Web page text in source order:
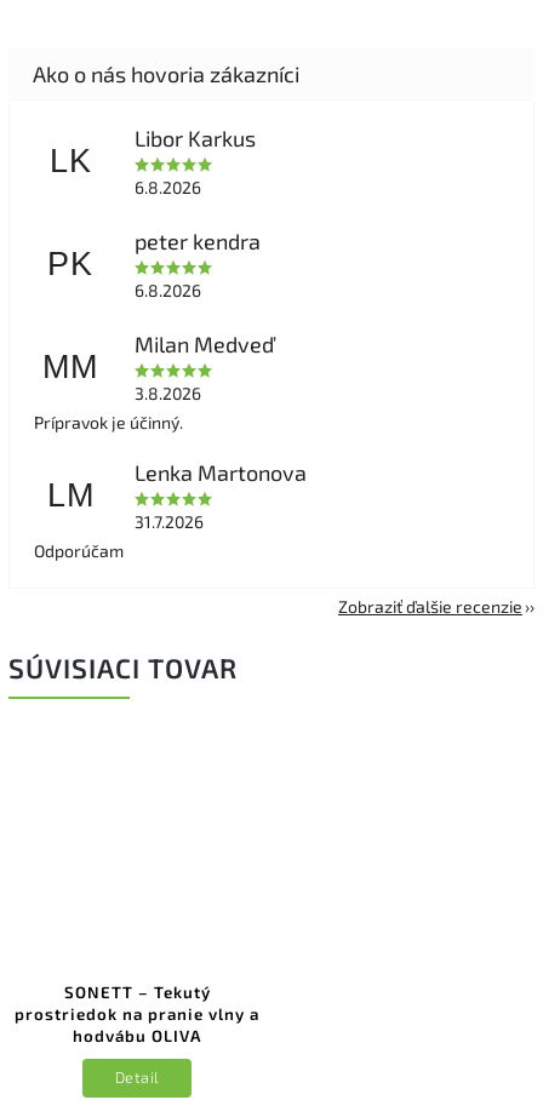
LK
Libor Karkus
6.8.2026
PK
peter kendra
6.8.2026
MM
Milan Medveď
3.8.2026
Prípravok je účinný.
LM
Lenka Martonova
31.7.2026
Odporúčam
Zobraziť ďalšie recenzie
SÚVISIACI TOVAR
SONETT – Tekutý
prostriedok na pranie vlny a
hodvábu OLIVA
Detail